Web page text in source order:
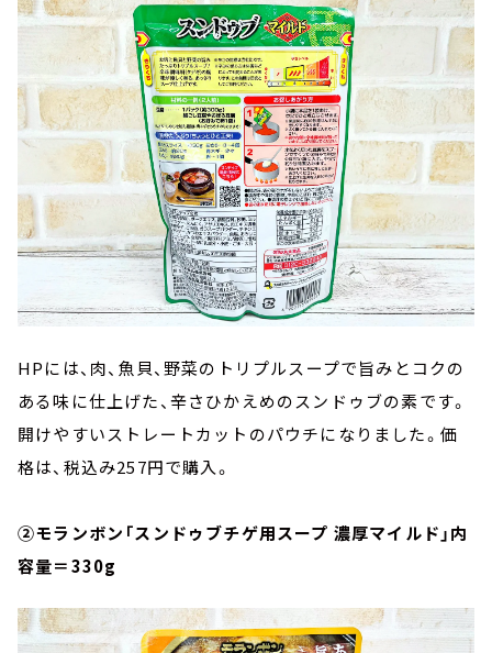
HPには、肉、魚貝、野菜のトリプルスープで旨みとコクの
ある味に仕上げた、辛さひかえめのスンドゥブの素です。
開けやすいストレートカットのパウチになりました。価
格は、税込み257円で購入。
②モランボン「スンドゥブチゲ用スープ 濃厚マイルド」内
容量＝330g